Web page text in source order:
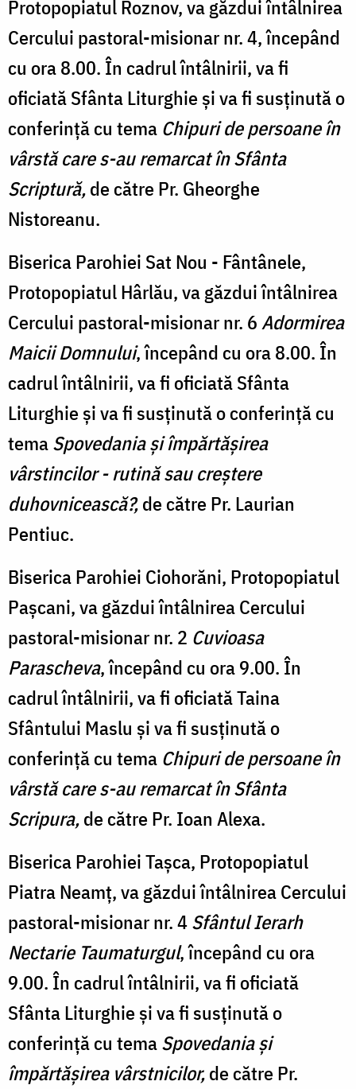
Protopopiatul Roznov, va găzdui întâlnirea
Cercului pastoral-misionar nr. 4, începând
cu ora 8.00. În cadrul întâlnirii, va fi
oficiată Sfânta Liturghie și va fi susținută o
conferință cu tema Chipuri de persoane în
vârstă care s-au remarcat în Sfânta
Scriptură,de către Pr. Gheorghe
Nistoreanu.
Biserica Parohiei Sat Nou - Fântânele,
Protopopiatul Hârlău, va găzdui întâlnirea
Cercului pastoral-misionar nr. 6Adormirea
Maicii Domnului, începând cu ora 8.00. În
cadrul întâlnirii, va fi oficiată Sfânta
Liturghie și va fi susținută o conferință cu
temaSpovedania și împărtășirea
vârstincilor - rutină sau creștere
duhovnicească?,de către Pr. Laurian
Pentiuc.
Biserica Parohiei Ciohorăni, Protopopiatul
Pașcani, va găzdui întâlnirea Cercului
pastoral-misionar nr. 2 Cuvioasa
Parascheva, începând cu ora 9.00. În
cadrul întâlnirii, va fi oficiată Taina
Sfântului Maslu și va fi susținută o
conferință cu tema Chipuri de persoane în
vârstă care s-au remarcat în Sfânta
Scripura,de către Pr. Ioan Alexa.
Biserica Parohiei Tașca, Protopopiatul
Piatra Neamț, va găzdui întâlnirea Cercului
pastoral-misionar nr. 4Sfântul Ierarh
Nectarie Taumaturgul, începând cu ora
9.00. În cadrul întâlnirii, va fi oficiată
Sfânta Liturghie și va fi susținută o
conferință cu temaSpovedania și
împărtășirea vârstnicilor,de către Pr.